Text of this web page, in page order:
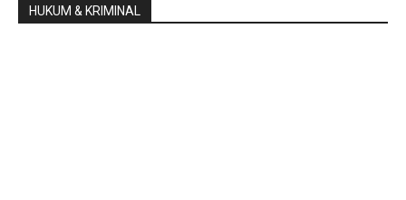
HUKUM & KRIMINAL